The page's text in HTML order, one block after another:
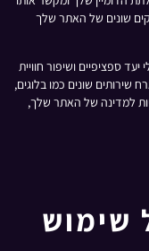
שונים של האתר שלך
ספציפיים ושיפור חוויית
שירותים שונים כמו בלוגים,
למדינה של האתר שלך,
שימוש